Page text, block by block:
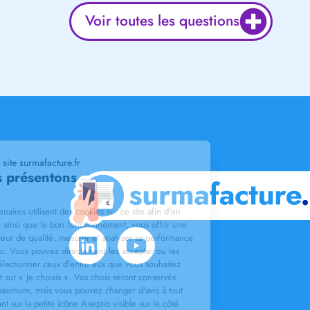
Bienvenue sur le site surmafacture.fr
Nous vous présentons
Les cookies
L'af2m et ses partenaires utilisent des cookies sur ce site afin d'en
assurer la sécurité ainsi que le bon fonctionnement, vous offrir une
expérience utilisateur de qualité, mesurer et analyser sa performance
ainsi que son trafic. Vous pouvez directement les accepter ou les
refuser ou bien sélectionner ceux d'entre eux que vous souhaitez
activer en cliquant sur « Je choisis ». Vos choix seront conservés
pendant 6 mois maximum, mais vous pouvez changer d'avis à tout
moment en cliquant sur la petite icône Axeptio visible sur le côté
Voir toutes les questions